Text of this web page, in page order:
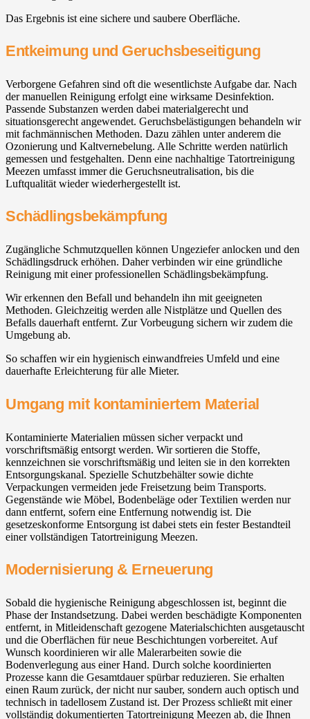
Das Ergebnis ist eine sichere und saubere Oberfläche.
Entkeimung und Geruchsbeseitigung
Verborgene Gefahren sind oft die wesentlichste Aufgabe dar. Nach
der manuellen Reinigung erfolgt eine wirksame Desinfektion.
Passende Substanzen werden dabei materialgerecht und
situationsgerecht angewendet. Geruchsbelästigungen behandeln wir
mit fachmännischen Methoden. Dazu zählen unter anderem die
Ozonierung und Kaltvernebelung. Alle Schritte werden natürlich
gemessen und festgehalten. Denn eine nachhaltige Tatortreinigung
Meezen umfasst immer die Geruchsneutralisation, bis die
Luftqualität wieder wiederhergestellt ist.
Schädlingsbekämpfung
Zugängliche Schmutzquellen können Ungeziefer anlocken und den
Schädlingsdruck erhöhen. Daher verbinden wir eine gründliche
Reinigung mit einer professionellen Schädlingsbekämpfung.
Wir erkennen den Befall und behandeln ihn mit geeigneten
Methoden. Gleichzeitig werden alle Nistplätze und Quellen des
Befalls dauerhaft entfernt. Zur Vorbeugung sichern wir zudem die
Umgebung ab.
So schaffen wir ein hygienisch einwandfreies Umfeld und eine
dauerhafte Erleichterung für alle Mieter.
Umgang mit kontaminiertem Material
Kontaminierte Materialien müssen sicher verpackt und
vorschriftsmäßig entsorgt werden. Wir sortieren die Stoffe,
kennzeichnen sie vorschriftsmäßig und leiten sie in den korrekten
Entsorgungskanal. Spezielle Schutzbehälter sowie dichte
Verpackungen vermeiden jede Freisetzung beim Transports.
Gegenstände wie Möbel, Bodenbeläge oder Textilien werden nur
dann entfernt, sofern eine Entfernung notwendig ist. Die
gesetzeskonforme Entsorgung ist dabei stets ein fester Bestandteil
einer vollständigen Tatortreinigung Meezen.
Modernisierung & Erneuerung
Sobald die hygienische Reinigung abgeschlossen ist, beginnt die
Phase der Instandsetzung. Dabei werden beschädigte Komponenten
entfernt, in Mitleidenschaft gezogene Materialschichten ausgetauscht
und die Oberflächen für neue Beschichtungen vorbereitet. Auf
Wunsch koordinieren wir alle Malerarbeiten sowie die
Bodenverlegung aus einer Hand. Durch solche koordinierten
Prozesse kann die Gesamtdauer spürbar reduzieren. Sie erhalten
einen Raum zurück, der nicht nur sauber, sondern auch optisch und
technisch in tadellosem Zustand ist. Der Prozess schließt mit einer
vollständig dokumentierten Tatortreinigung Meezen ab, die Ihnen